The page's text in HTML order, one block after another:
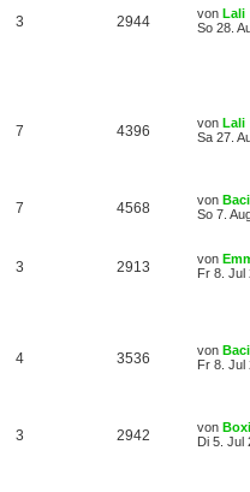
3 2944 von Lali
So 28.
7 4396 von Lali
Sa 27.
7 4568 von
So 7.
3 2913 von
Fr 8. Jul
4 3536 von
Fr 8. Jul
3 2942 von Boxi
Di 5. Jul